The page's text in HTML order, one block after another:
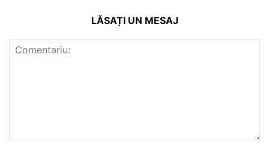
LĂSAȚI UN MESAJ